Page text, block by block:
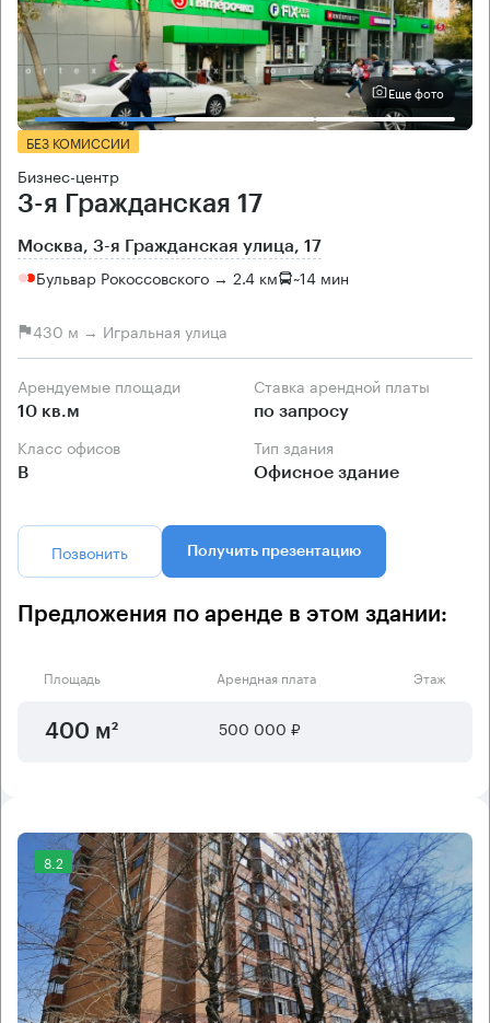
Еще фото
БЕЗ КОМИССИИ
Бизнес-центр
3-я Гражданская 17
Москва, 3-я Гражданская улица, 17
Бульвар Рокоссовского → 2.4 км ~14 мин
430 м → Игральная улица
Арендуемые площади
10 кв.м
Ставка арендной платы
по запросу
Класс офисов
B
Тип здания
Офисное здание
Позвонить Получить презентацию
Предложения по аренде в этом здании:
Площадь Арендная плата Этаж
400 м² 500 000 ₽
8.2